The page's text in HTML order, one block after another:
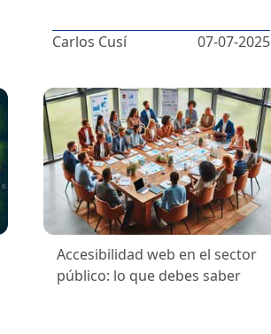
Carlos Cusí 07-07-2025
Accesibilidad web en el sector
público: lo que debes saber